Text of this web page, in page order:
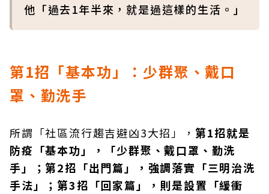
他「過去1年半來，就是過這樣的生活。」
第1招「基本功」：少群聚、戴口
罩、勤洗手
所謂「社區流行趨吉避凶3大招」， 第1招就是
防疫「基本功」，「少群聚、戴口罩、勤洗
手」；第2招「出門篇」，強調落實「三明治洗
手法」；第3招「回家篇」，則是設置「緩衝